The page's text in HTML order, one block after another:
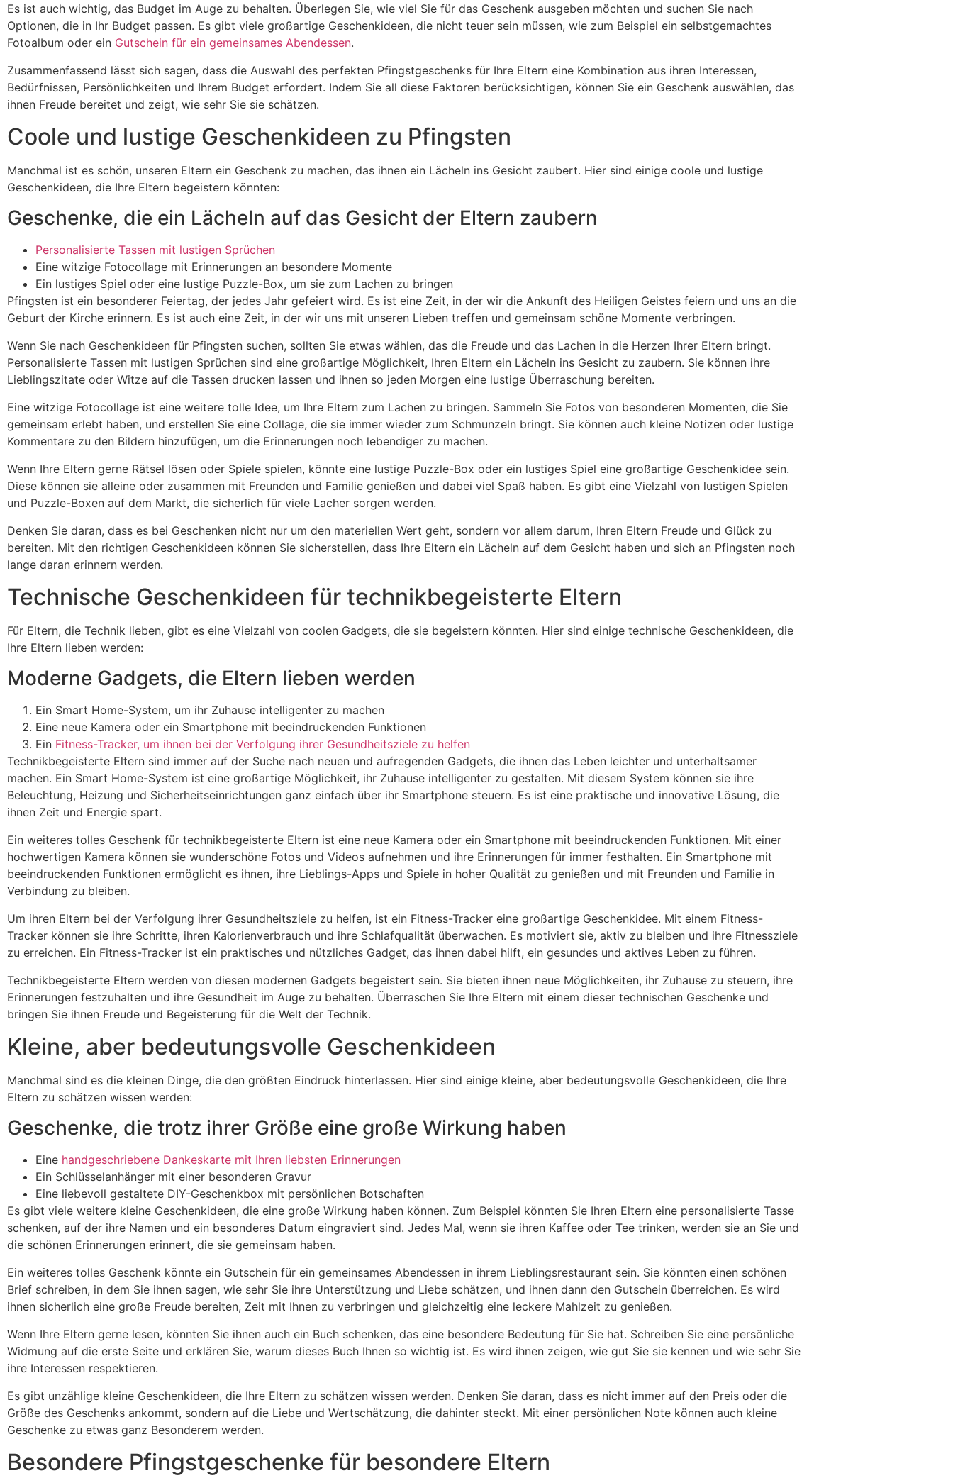
Es ist auch wichtig, das Budget im Auge zu behalten. Überlegen Sie, wie viel Sie für das Geschenk ausgeben möchten und suchen Sie nach
Optionen, die in Ihr Budget passen. Es gibt viele großartige Geschenkideen, die nicht teuer sein müssen, wie zum Beispiel ein selbstgemachtes
Fotoalbum oder ein Gutschein für ein gemeinsames Abendessen.
Zusammenfassend lässt sich sagen, dass die Auswahl des perfekten Pfingstgeschenks für Ihre Eltern eine Kombination aus ihren Interessen,
Bedürfnissen, Persönlichkeiten und Ihrem Budget erfordert. Indem Sie all diese Faktoren berücksichtigen, können Sie ein Geschenk auswählen, das
ihnen Freude bereitet und zeigt, wie sehr Sie sie schätzen.
Coole und lustige Geschenkideen zu Pfingsten
Manchmal ist es schön, unseren Eltern ein Geschenk zu machen, das ihnen ein Lächeln ins Gesicht zaubert. Hier sind einige coole und lustige
Geschenkideen, die Ihre Eltern begeistern könnten:
Geschenke, die ein Lächeln auf das Gesicht der Eltern zaubern
Personalisierte Tassen mit lustigen Sprüchen
Eine witzige Fotocollage mit Erinnerungen an besondere Momente
Ein lustiges Spiel oder eine lustige Puzzle-Box, um sie zum Lachen zu bringen
Pfingsten ist ein besonderer Feiertag, der jedes Jahr gefeiert wird. Es ist eine Zeit, in der wir die Ankunft des Heiligen Geistes feiern und uns an die
Geburt der Kirche erinnern. Es ist auch eine Zeit, in der wir uns mit unseren Lieben treffen und gemeinsam schöne Momente verbringen.
Wenn Sie nach Geschenkideen für Pfingsten suchen, sollten Sie etwas wählen, das die Freude und das Lachen in die Herzen Ihrer Eltern bringt.
Personalisierte Tassen mit lustigen Sprüchen sind eine großartige Möglichkeit, Ihren Eltern ein Lächeln ins Gesicht zu zaubern. Sie können ihre
Lieblingszitate oder Witze auf die Tassen drucken lassen und ihnen so jeden Morgen eine lustige Überraschung bereiten.
Eine witzige Fotocollage ist eine weitere tolle Idee, um Ihre Eltern zum Lachen zu bringen. Sammeln Sie Fotos von besonderen Momenten, die Sie
gemeinsam erlebt haben, und erstellen Sie eine Collage, die sie immer wieder zum Schmunzeln bringt. Sie können auch kleine Notizen oder lustige
Kommentare zu den Bildern hinzufügen, um die Erinnerungen noch lebendiger zu machen.
Wenn Ihre Eltern gerne Rätsel lösen oder Spiele spielen, könnte eine lustige Puzzle-Box oder ein lustiges Spiel eine großartige Geschenkidee sein.
Diese können sie alleine oder zusammen mit Freunden und Familie genießen und dabei viel Spaß haben. Es gibt eine Vielzahl von lustigen Spielen
und Puzzle-Boxen auf dem Markt, die sicherlich für viele Lacher sorgen werden.
Denken Sie daran, dass es bei Geschenken nicht nur um den materiellen Wert geht, sondern vor allem darum, Ihren Eltern Freude und Glück zu
bereiten. Mit den richtigen Geschenkideen können Sie sicherstellen, dass Ihre Eltern ein Lächeln auf dem Gesicht haben und sich an Pfingsten noch
lange daran erinnern werden.
Technische Geschenkideen für technikbegeisterte Eltern
Für Eltern, die Technik lieben, gibt es eine Vielzahl von coolen Gadgets, die sie begeistern könnten. Hier sind einige technische Geschenkideen, die
Ihre Eltern lieben werden:
Moderne Gadgets, die Eltern lieben werden
Ein Smart Home-System, um ihr Zuhause intelligenter zu machen
Eine neue Kamera oder ein Smartphone mit beeindruckenden Funktionen
Ein Fitness-Tracker, um ihnen bei der Verfolgung ihrer Gesundheitsziele zu helfen
Technikbegeisterte Eltern sind immer auf der Suche nach neuen und aufregenden Gadgets, die ihnen das Leben leichter und unterhaltsamer
machen. Ein Smart Home-System ist eine großartige Möglichkeit, ihr Zuhause intelligenter zu gestalten. Mit diesem System können sie ihre
Beleuchtung, Heizung und Sicherheitseinrichtungen ganz einfach über ihr Smartphone steuern. Es ist eine praktische und innovative Lösung, die
ihnen Zeit und Energie spart.
Ein weiteres tolles Geschenk für technikbegeisterte Eltern ist eine neue Kamera oder ein Smartphone mit beeindruckenden Funktionen. Mit einer
hochwertigen Kamera können sie wunderschöne Fotos und Videos aufnehmen und ihre Erinnerungen für immer festhalten. Ein Smartphone mit
beeindruckenden Funktionen ermöglicht es ihnen, ihre Lieblings-Apps und Spiele in hoher Qualität zu genießen und mit Freunden und Familie in
Verbindung zu bleiben.
Um ihren Eltern bei der Verfolgung ihrer Gesundheitsziele zu helfen, ist ein Fitness-Tracker eine großartige Geschenkidee. Mit einem Fitness-
Tracker können sie ihre Schritte, ihren Kalorienverbrauch und ihre Schlafqualität überwachen. Es motiviert sie, aktiv zu bleiben und ihre Fitnessziele
zu erreichen. Ein Fitness-Tracker ist ein praktisches und nützliches Gadget, das ihnen dabei hilft, ein gesundes und aktives Leben zu führen.
Technikbegeisterte Eltern werden von diesen modernen Gadgets begeistert sein. Sie bieten ihnen neue Möglichkeiten, ihr Zuhause zu steuern, ihre
Erinnerungen festzuhalten und ihre Gesundheit im Auge zu behalten. Überraschen Sie Ihre Eltern mit einem dieser technischen Geschenke und
bringen Sie ihnen Freude und Begeisterung für die Welt der Technik.
Kleine, aber bedeutungsvolle Geschenkideen
Manchmal sind es die kleinen Dinge, die den größten Eindruck hinterlassen. Hier sind einige kleine, aber bedeutungsvolle Geschenkideen, die Ihre
Eltern zu schätzen wissen werden:
Geschenke, die trotz ihrer Größe eine große Wirkung haben
Eine handgeschriebene Dankeskarte mit Ihren liebsten Erinnerungen
Ein Schlüsselanhänger mit einer besonderen Gravur
Eine liebevoll gestaltete DIY-Geschenkbox mit persönlichen Botschaften
Es gibt viele weitere kleine Geschenkideen, die eine große Wirkung haben können. Zum Beispiel könnten Sie Ihren Eltern eine personalisierte Tasse
schenken, auf der ihre Namen und ein besonderes Datum eingraviert sind. Jedes Mal, wenn sie ihren Kaffee oder Tee trinken, werden sie an Sie und
die schönen Erinnerungen erinnert, die sie gemeinsam haben.
Ein weiteres tolles Geschenk könnte ein Gutschein für ein gemeinsames Abendessen in ihrem Lieblingsrestaurant sein. Sie könnten einen schönen
Brief schreiben, in dem Sie ihnen sagen, wie sehr Sie ihre Unterstützung und Liebe schätzen, und ihnen dann den Gutschein überreichen. Es wird
ihnen sicherlich eine große Freude bereiten, Zeit mit Ihnen zu verbringen und gleichzeitig eine leckere Mahlzeit zu genießen.
Wenn Ihre Eltern gerne lesen, könnten Sie ihnen auch ein Buch schenken, das eine besondere Bedeutung für Sie hat. Schreiben Sie eine persönliche
Widmung auf die erste Seite und erklären Sie, warum dieses Buch Ihnen so wichtig ist. Es wird ihnen zeigen, wie gut Sie sie kennen und wie sehr Sie
ihre Interessen respektieren.
Es gibt unzählige kleine Geschenkideen, die Ihre Eltern zu schätzen wissen werden. Denken Sie daran, dass es nicht immer auf den Preis oder die
Größe des Geschenks ankommt, sondern auf die Liebe und Wertschätzung, die dahinter steckt. Mit einer persönlichen Note können auch kleine
Geschenke zu etwas ganz Besonderem werden.
Besondere Pfingstgeschenke für besondere Eltern